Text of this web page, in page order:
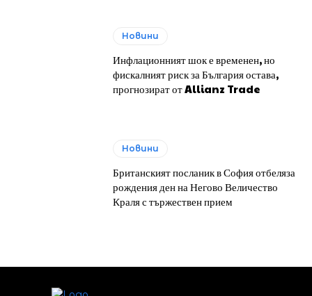
Новини
Инфлационният шок е временен, но
фискалният риск за България остава,
прогнозират от Allianz Trade
Новини
Британският посланик в София отбеляза
рождения ден на Негово Величество
Краля с тържествен прием